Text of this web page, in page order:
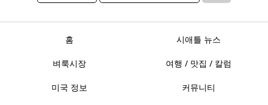
홈 시애틀 뉴스
벼룩시장 여행 / 맛집 / 칼럼
미국 정보 커뮤니티